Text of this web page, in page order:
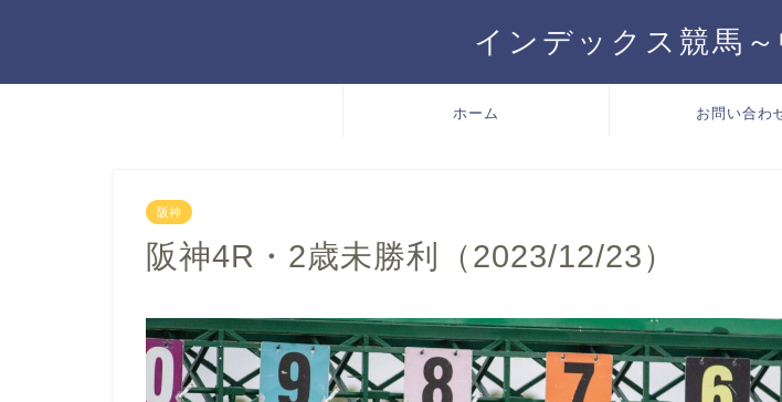
インデックス競馬
ホーム お問い合わ
阪神
阪神4R・2歳未勝利（2023/12/23）